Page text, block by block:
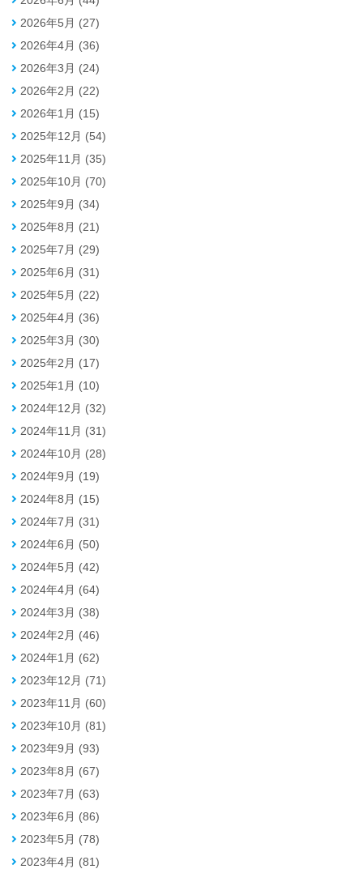
2026年5月 (27)
2026年4月 (36)
2026年3月 (24)
2026年2月 (22)
2026年1月 (15)
2025年12月 (54)
2025年11月 (35)
2025年10月 (70)
2025年9月 (34)
2025年8月 (21)
2025年7月 (29)
2025年6月 (31)
2025年5月 (22)
2025年4月 (36)
2025年3月 (30)
2025年2月 (17)
2025年1月 (10)
2024年12月 (32)
2024年11月 (31)
2024年10月 (28)
2024年9月 (19)
2024年8月 (15)
2024年7月 (31)
2024年6月 (50)
2024年5月 (42)
2024年4月 (64)
2024年3月 (38)
2024年2月 (46)
2024年1月 (62)
2023年12月 (71)
2023年11月 (60)
2023年10月 (81)
2023年9月 (93)
2023年8月 (67)
2023年7月 (63)
2023年6月 (86)
2023年5月 (78)
2023年4月 (81)